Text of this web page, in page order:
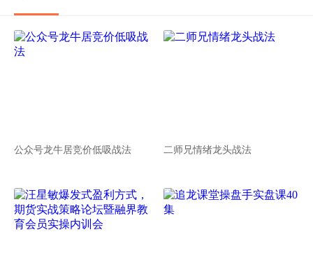
公众号龙牛居竞价低吸战法 二师兄情绪龙头战法